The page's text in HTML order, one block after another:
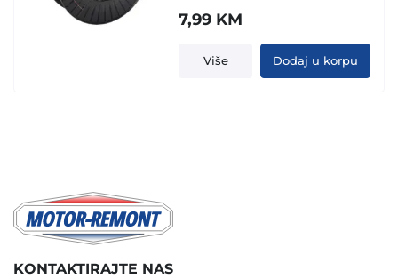
7,99 KM
Više Dodaj u korpu
KONTAKTIRAJTE NAS